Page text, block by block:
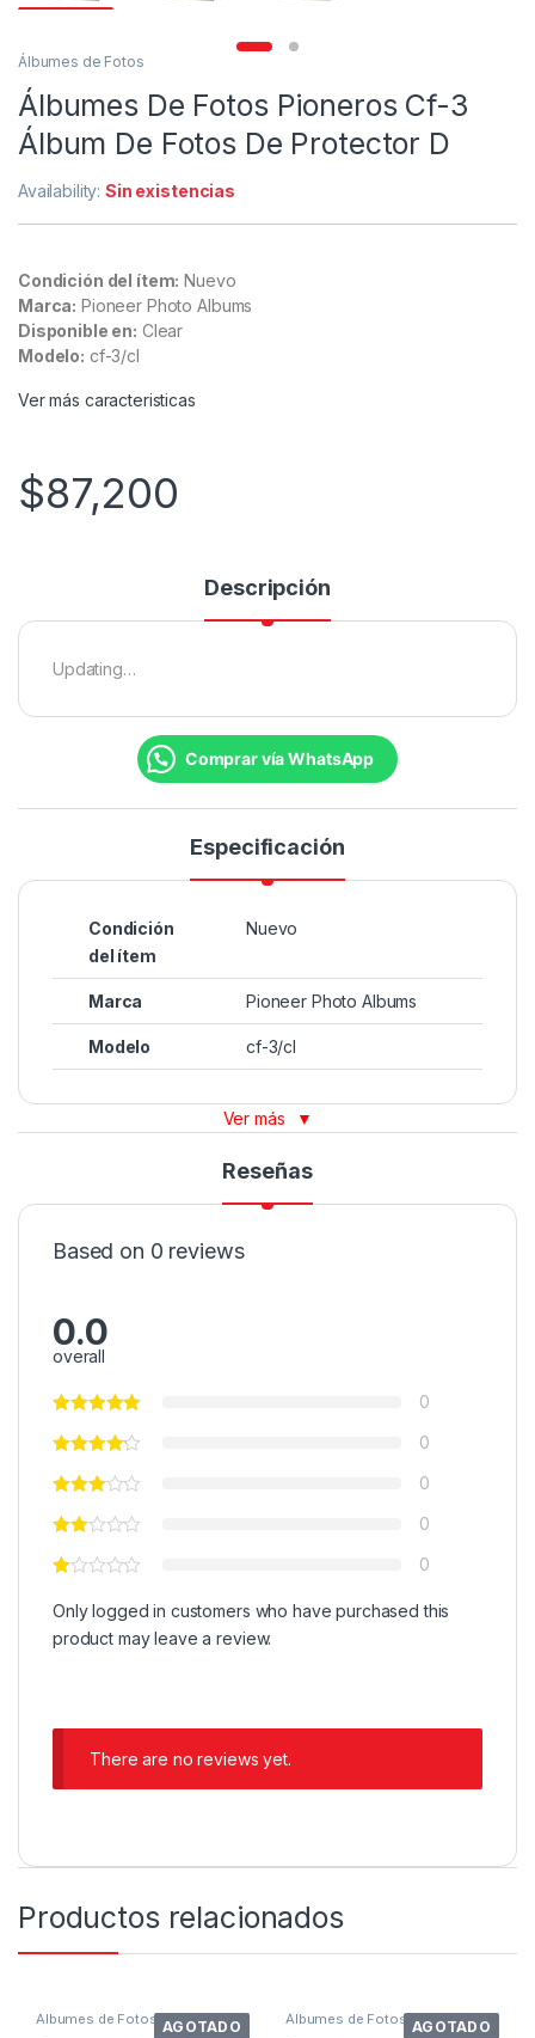
Álbumes de Fotos
Álbumes De Fotos Pioneros Cf-3
Álbum De Fotos De Protector D
Availability:Sin existencias
Condición del ítem: Nuevo
Marca: Pioneer Photo Albums
Disponible en: Clear
Modelo: cf-3/cl
Ver más caracteristicas
$87,200
Descripción
Updating…
Comprar vía WhatsApp
Especificación
Condición
del ítem
Nuevo
Marca Pioneer Photo Albums
Modelo cf-3/cl
Ver más ▼
Reseñas
Based on 0 reviews
0.0
overall
0
0
0
0
0
Only logged in customers who have purchased this
product may leave a review.
There are no reviews yet.
Productos relacionados
AGOTADO
Álbumes de Fotos AGOTADO
Álbumes de Fotos